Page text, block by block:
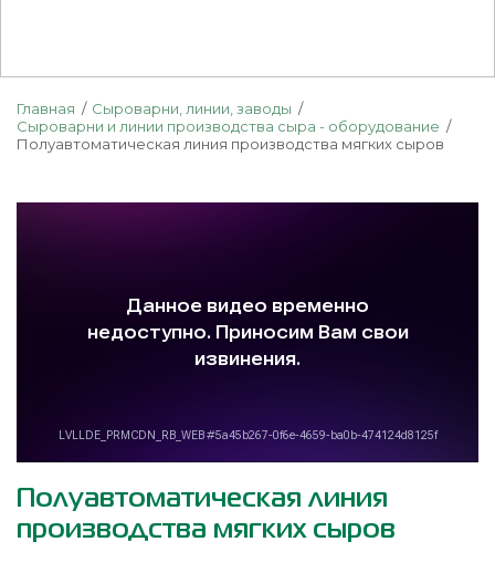
Главная
Сыроварни, линии, заводы
Сыроварни и линии производства сыра - оборудование
Полуавтоматическая линия производства мягких сыров
Полуавтоматическая линия
производства мягких сыров